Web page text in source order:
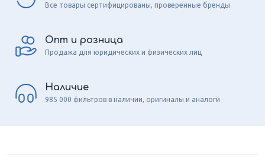
Все товары сертифицированы, проверенные бренды
Опт и розница
Продажа для юридических и физических лиц
Наличие
985 000 фильтров в наличии, оригиналы и аналоги